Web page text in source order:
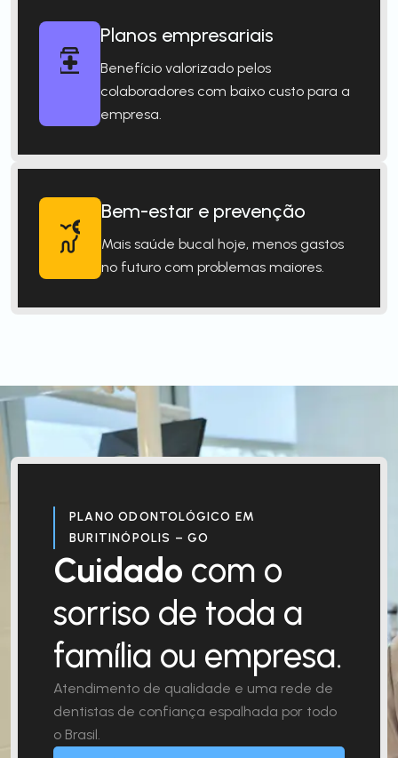
Planos empresariais
Benefício valorizado pelos
colaboradores com baixo custo para a
empresa.
Bem-estar e prevenção
Mais saúde bucal hoje, menos gastos
no futuro com problemas maiores.
PLANO ODONTOLÓGICO EM
BURITINÓPOLIS – GO
Cuidado com o
sorriso de toda a
família ou empresa.
Atendimento de qualidade e uma rede de
dentistas de confiança espalhada por todo
o Brasil.